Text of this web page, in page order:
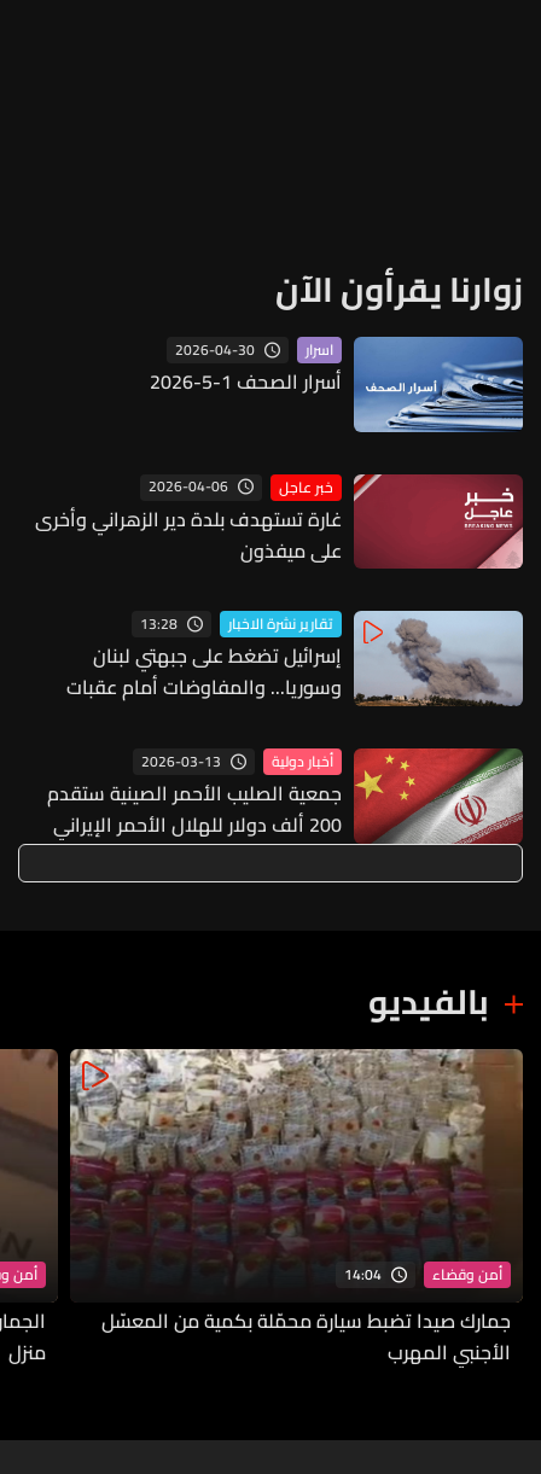
زوارنا يقرأون الآن
اسرار 2026-04-30
أسرار الصحف 1-5-2026
خبر عاجل 2026-04-06
غارة تستهدف بلدة دير الزهراني وأخرى
على ميفذون
تقارير نشرة الاخبار 13:28
إسرائيل تضغط على جبهتي لبنان
وسوريا... والمفاوضات أمام عقبات
أخبار دولية 2026-03-13
جمعية الصليب الأحمر الصينية ستقدم
200 ألف دولار للهلال الأحمر الإيراني
بالفيديو
أمن وقضاء 14:04
جمارك صيدا تضبط سيارة محمّلة بكمية من المعسّل
الأجنبي المهرب
أمن
منزل